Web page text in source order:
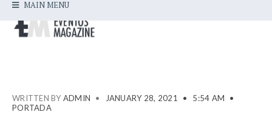
MAIN MENU
WRITTEN BY ADMIN • JANUARY 28, 2021 • 5:54 AM
•
PORTADA